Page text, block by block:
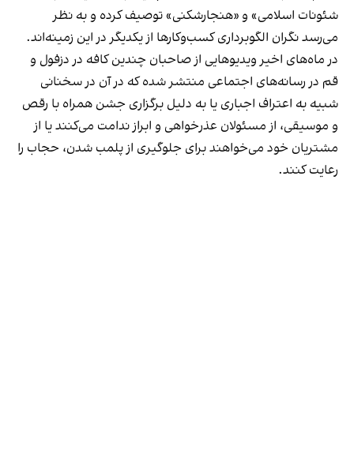
شئونات اسلامی» و «هنجارشکنی» توصیف کرده و به نظر
می‌رسد نگران الگوبرداری کسب‌وکارها از یکدیگر در این زمینه‌اند.
در ماه‌های اخیر ویدیوهایی از صاحبان چندین کافه در دزفول و
قم در رسانه‌های اجتماعی منتشر شده که در آن در سخنانی
شبیه به اعتراف اجباری یا به دلیل برگزاری جشن همراه با رقص
و موسیقی، از مسئولان عذرخواهی و ابراز ندامت می‌کنند یا از
مشتریان خود می‌خواهند برای جلوگیری از پلمب شدن، حجاب را
رعایت کنند.